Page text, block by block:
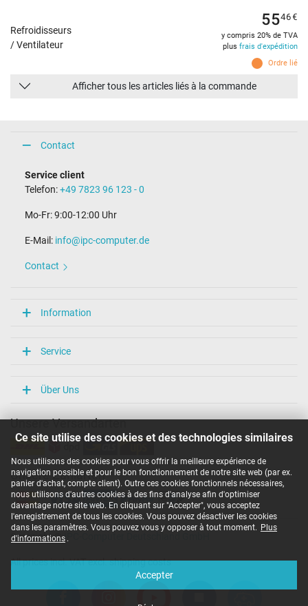
Ce site utilise des cookies et des technologies similaires
Nous utilisons des cookies pour vous offrir la meilleure expérience de
navigation possible et pour le bon fonctionnement de notre site web (par ex.
panier d'achat, compte client). Outre ces cookies fonctionnels nécessaires,
nous utilisons d'autres cookies à des fins d'analyse afin d'optimiser
davantage notre site web. En cliquant sur "Accepter", vous acceptez
l'enregistrement de tous les cookies. Vous pouvez désactiver les cookies
dans les paramètres. Vous pouvez vous y opposer à tout moment. Plus
d'informations .
Accepter
Refroidisseurs
/ Ventilateur
Ordre lié
5546€
y compris 20% de TVA
plus frais d'expédition
Afficher tous les articles liés à la commande
Contact
Service client
Telefon:+49 7823 96 123 - 0
Mo-Fr: 9:00-12:00 Uhr
E-Mail: info@ipc-computer.de
Contact
Information
Service
Über Uns
Unsere Versandarten
Unsere Zahlarten
Copyright ©IPC-Computer Deutschland GmbH
All prices incl. VAT excl. shipping costs